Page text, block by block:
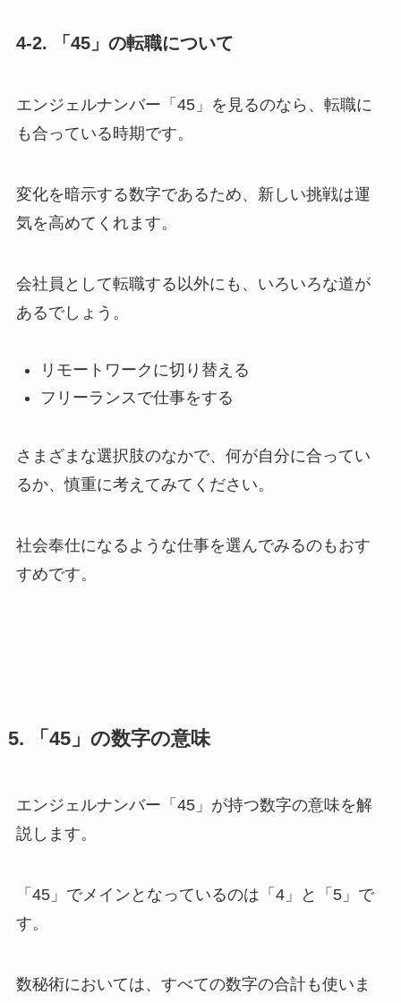
4-2. 「45」の転職について
エンジェルナンバー「45」を見るのなら、転職に
も合っている時期です。
変化を暗示する数字であるため、新しい挑戦は運
気を高めてくれます。
会社員として転職する以外にも、いろいろな道が
あるでしょう。
リモートワークに切り替える
フリーランスで仕事をする
さまざまな選択肢のなかで、何が自分に合ってい
るか、慎重に考えてみてください。
社会奉仕になるような仕事を選んでみるのもおす
すめです。
5. 「45」の数字の意味
エンジェルナンバー「45」が持つ数字の意味を解
説します。
「45」でメインとなっているのは「4」と「5」で
す。
数秘術においては、すべての数字の合計も使いま